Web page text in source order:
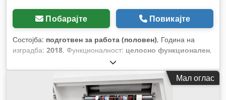
Побарајте Повикајте
Состојба: подготвен за работа (половен), Година на
изградба: 2018, Функционалност: целосно функционален,
Мал оглас